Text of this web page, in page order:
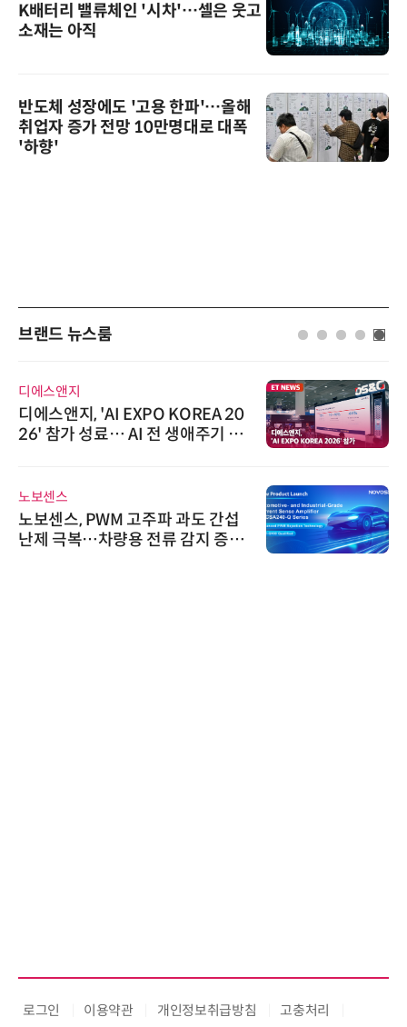
K배터리 밸류체인 '시차'…셀은 웃고
소재는 아직
반도체 성장에도 '고용 한파'…올해
취업자 증가 전망 10만명대로 대폭
'하향'
브랜드 뉴스룸
로옴세미컨덕터코리아
로옴, 업계 최고 수준의 Wide-SOA
구현한 차량용 MOSFET 개발
와이즈스톤, 마틸로에이아이의 '멀
티모달 생물자원 빅데이터'에 DQ
인증 최고 등급 수여
로그인 이용약관 개인정보취급방침 고충처리